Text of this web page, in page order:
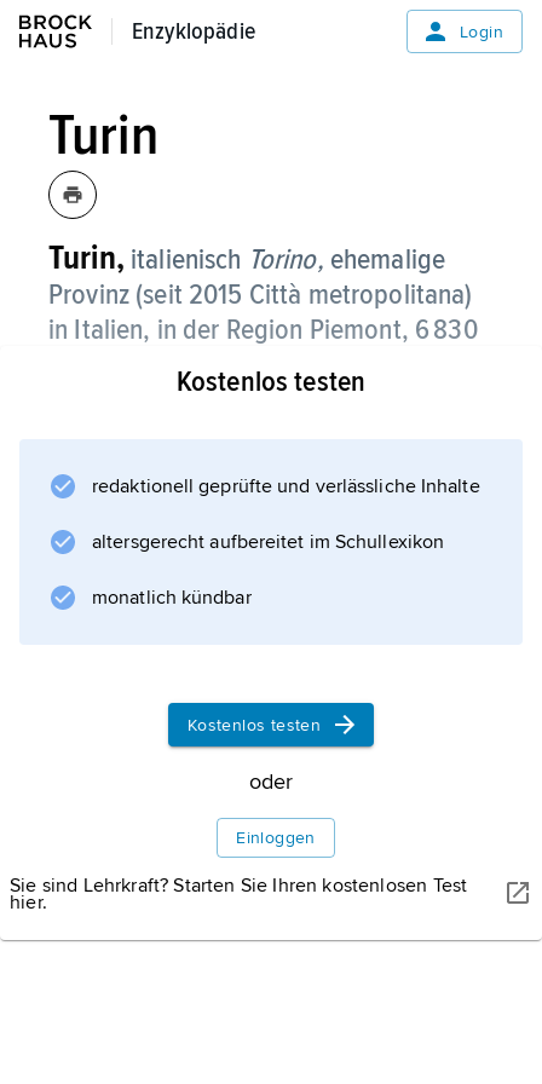
Enzyklopädie
Enzyklopädie Login
Turin
Turin, italienisch Torino, ehemalige
Provinz (seit 2015 Città metropolitana)
in Italien, in der Region Piemont, 6 830
, 2,28 Mio. Einwohner;
Informationen zum Artikel
Kostenlos testen
redaktionell geprüfte und verlässliche Inhalte
altersgerecht aufbereitet im Schullexikon
monatlich kündbar
Kostenlos testen
oder
Einloggen
Sie sind Lehrkraft? Starten Sie Ihren kostenlosen Test
hier.